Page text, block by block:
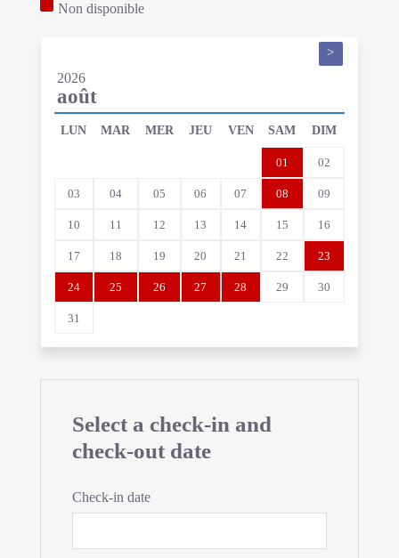
Non disponible
2026
août
>
LUN MAR MER JEU VEN SAM DIM
01 02
03 04 05 06 07 08 09
10 11 12 13 14 15 16
17 18 19 20 21 22 23
24 25 26 27 28 29 30
31
Select a check-in and
check-out date
Check-in date